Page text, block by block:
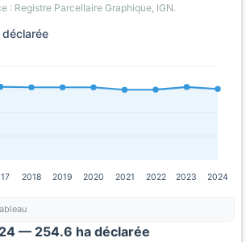
: Registre Parcellaire Graphique, IGN.
déclarée
2018 2019 2020 2021 2022 2023 2024
— 254.6 ha déclarée